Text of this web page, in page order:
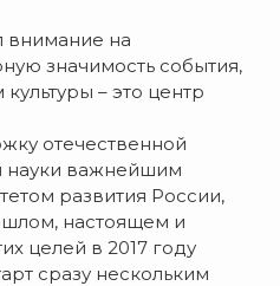
внимание на
значимость события,
– это центр
отечественной
науки важнейшим
развития России,
настоящем и
целей в 2017 году
сразу нескольким